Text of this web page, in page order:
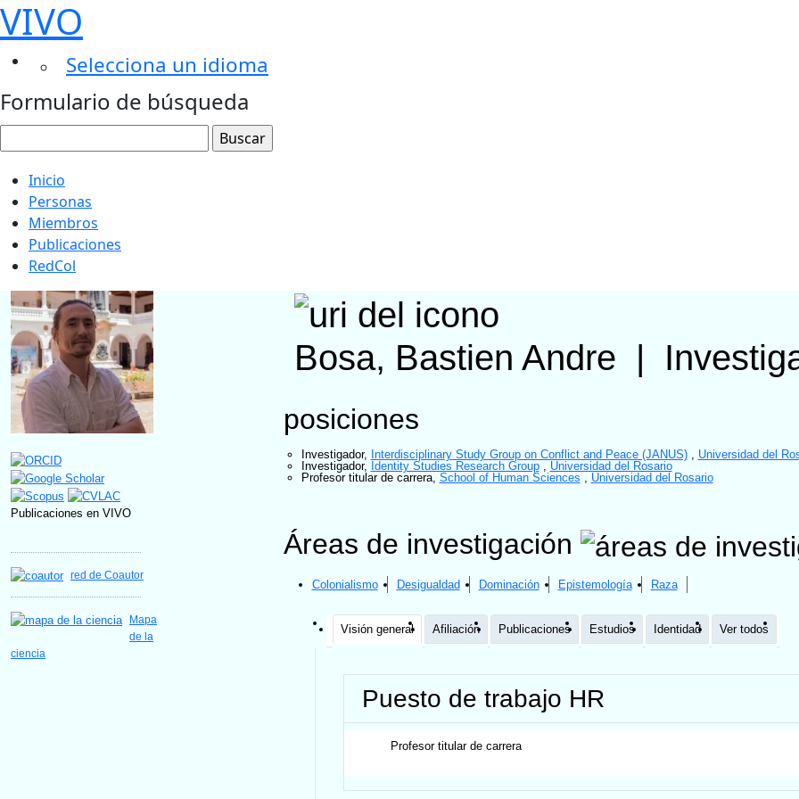
VIVO
Selecciona un idioma
Formulario de búsqueda
Inicio
Personas
Miembros
Publicaciones
RedCol
Publicaciones en VIVO
red de Coautor
Mapa
de la
ciencia
Bosa, Bastien Andre
posiciones
Investigador, Interdisciplinary Study Group on Conflict and Peace (JANUS) , Universidad del
Investigador, Identity Studies Research Group , Universidad del Rosario
Profesor titular de carrera, School of Human Sciences , Universidad del Rosario
Áreas de investigación
Colonialismo Desigualdad Dominación Epistemología Raza
Visión general Afiliación Publicaciones Estudios Identidad Ver todos
Puesto de trabajo HR
Profesor titular de carrera